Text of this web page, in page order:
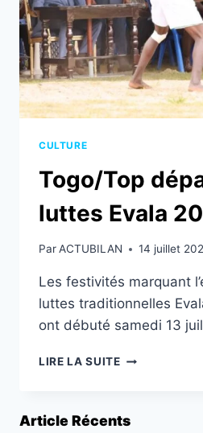
FAURE
GNASSINGBÉ
CULTURE
Togo/Top
luttes Evala
ParACTUBILAN 14 juillet
Les festivités marquant
luttes traditionnelles
ont débuté samedi 13
LIRE LA SUITETOGO/TOP
EVALA
Article Récents